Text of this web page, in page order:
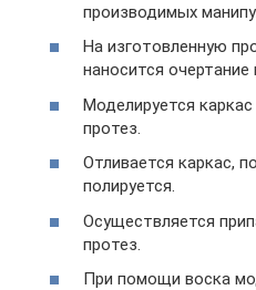
производимых
На изготовленную
наносится очертание
Моделируется
протез.
Отливается каркас,
полируется.
Осуществляется
протез.
При помощи воска